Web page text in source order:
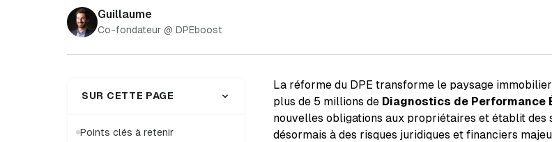
Guillaume
Co-fondateur @ DPEboost
SUR CETTE PAGE
Points clés à retenir
La réforme du DPE transforme le paysage
plus de 5 millions de Diagnostics de Performance
nouvelles obligations aux propriétaires et établit des
désormais à des risques juridiques et financiers